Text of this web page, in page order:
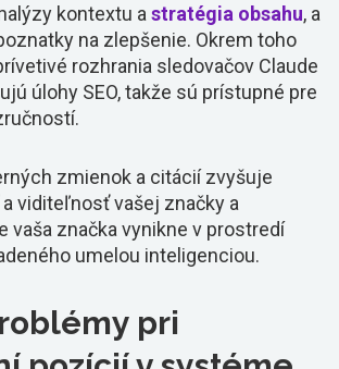
kontextu a stratégia obsahu, a
na zlepšenie. Okrem toho
rozhrania sledovačov Claude
úlohy SEO, takže sú prístupné pre
zmienok a citácií zvyšuje
viditeľnosť vašej značky a
vaša značka vynikne v prostredí
umelou inteligenciou.
pri